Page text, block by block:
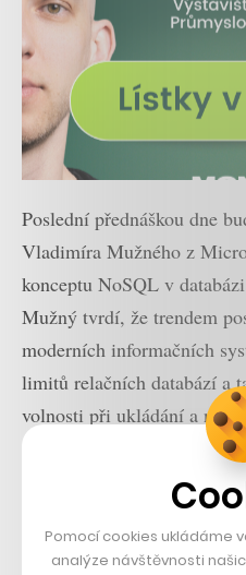
Poslední přednáškou dne
Vladimíra Mužného z
konceptu NoSQL v
Mužný tvrdí, že trendem
moderních informačních
limitů relačních databází a
volnosti při ukládání a
tomu dokáže kombinace
Backendisti #7 se
Pomocí cookies ukládáme
analýze návštěvnosti